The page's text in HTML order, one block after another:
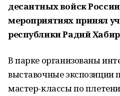
десантных войск
мероприятиях принял
республики Радий
В парке организованы
выставочные экспозиции
мастер-классы по